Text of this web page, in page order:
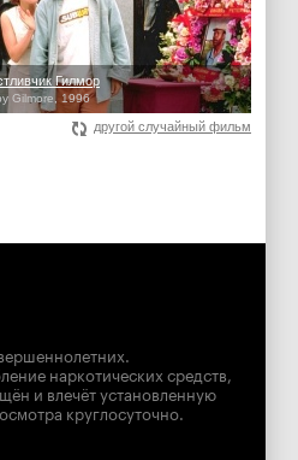
Гилмор
Gilmore, 1996
другой случайный фильм
наркотических средств,
и влечёт установленную
круглосуточно.